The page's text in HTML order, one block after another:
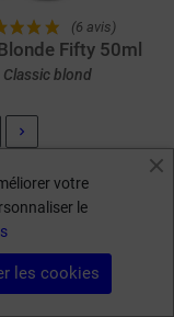
(6 avis)
Fifty 50ml
Classic blond
keyboard_arrow_rightSuivant
votre
le
les cookies